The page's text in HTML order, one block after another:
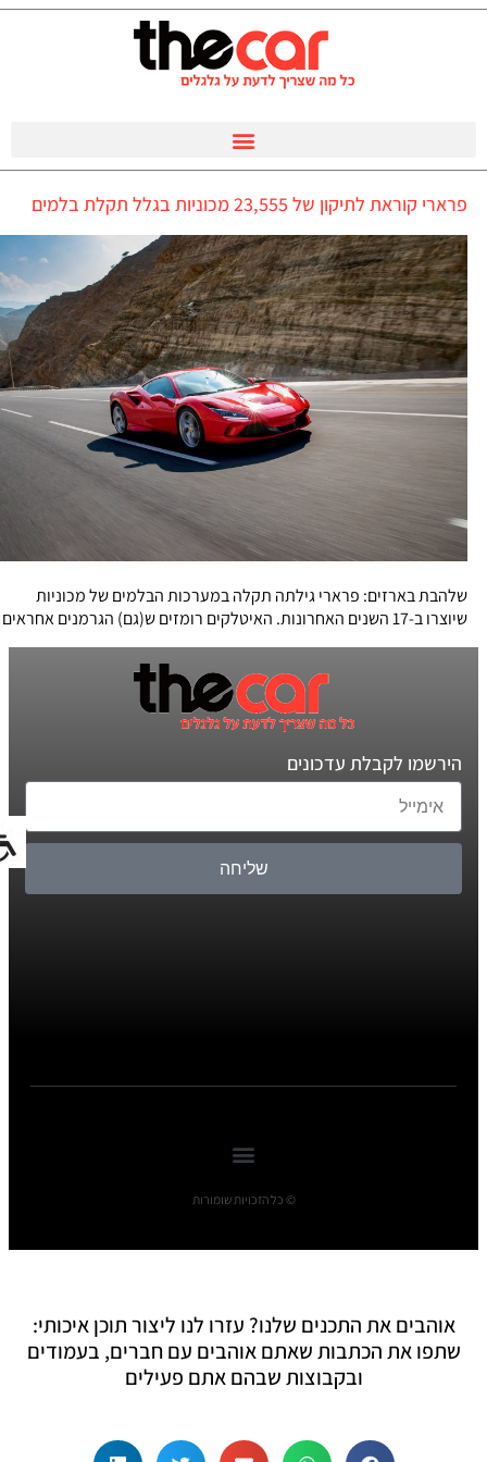
פרארי קוראת לתיקון של 23,555 מכוניות בגלל תקלת בלמים
שלהבת בארזים: פרארי גילתה תקלה במערכות הבלמים של מכוניות
שיוצרו ב-17 השנים האחרונות. האיטלקים רומזים ש(גם) הגרמנים אחראים
הירשמו לקבלת עדכונים
שליחה
© כל הזכויות שומורות
אוהבים את התכנים שלנו? עזרו לנו ליצור תוכן איכותי:
שתפו את הכתבות שאתם אוהבים עם חברים, בעמודים
ובקבוצות שבהם אתם פעילים